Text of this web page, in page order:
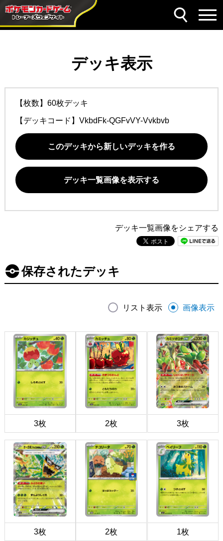
デッキ表示
【枚数】60枚デッキ
【デッキコード】 VkbdFk-QGFvVY-Vvkbvb
このデッキから新しいデッキを作る
デッキ一覧画像を表示する
デッキ一覧画像をシェアする
保存されたデッキ
リスト表示 画像表示
3枚 2枚 3枚
3枚 2枚 1枚